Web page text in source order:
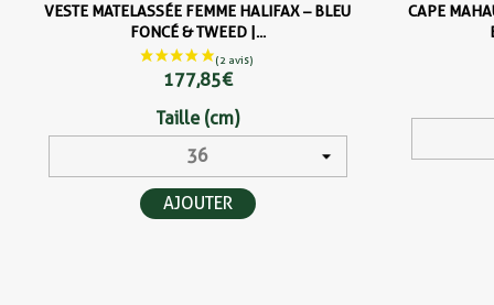
VESTE MATELASSÉE FEMME HALIFAX – BLEU
FONCÉ & TWEED |...
177,85 €
Taille (cm)
AJOUTER
CAPE